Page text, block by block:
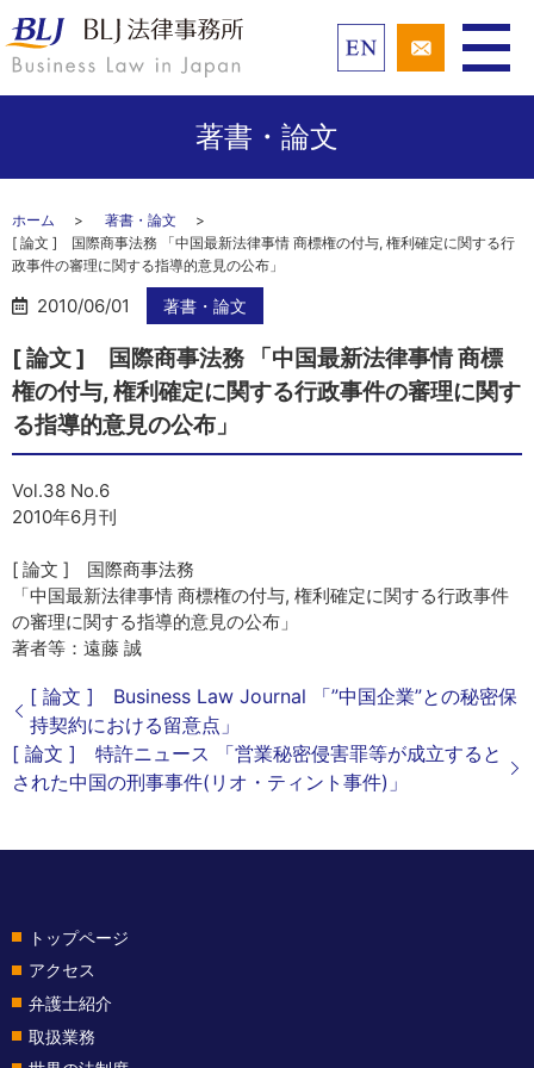
著書・論文
ホーム
著書・論文
[ 論文 ] 国際商事法務 「中国最新法律事情 商標権の付与, 権利確定に関する行
政事件の審理に関する指導的意見の公布」
2010/06/01 著書・論文
[ 論文 ] 国際商事法務 「中国最新法律事情 商標
権の付与, 権利確定に関する行政事件の審理に関す
る指導的意見の公布」
Vol.38 No.6
2010年6月刊
[ 論文 ] 国際商事法務
「中国最新法律事情 商標権の付与, 権利確定に関する行政事件
の審理に関する指導的意見の公布」
著者等：遠藤 誠
[ 論文 ] Business Law Journal 「”中国企業”との秘密保
持契約における留意点」
[ 論文 ] 特許ニュース 「営業秘密侵害罪等が成立すると
された中国の刑事事件(リオ・ティント事件)」
トップページ
アクセス
弁護士紹介
取扱業務